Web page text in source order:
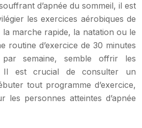
d’apnée du sommeil, il est
les exercices aérobiques de
marche rapide, la natation ou le
routine d’exercice de 30 minutes
semaine, semble offrir les
Il est crucial de consulter un
tout programme d’exercice,
les personnes atteintes d’apnée